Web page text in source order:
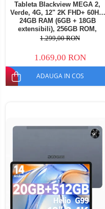
Tableta Blackview MEGA 2,
Verde, 4G, 12" 2K FHD+ 60Hz,
24GB RAM (6GB + 18GB
extensibili), 256GB ROM,
Android 15, Unisoc T615,
Stylus, Face Unlock, Dual SIM
1.299,00 RON
1.069,00 RON
ADAUGA IN COS